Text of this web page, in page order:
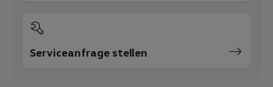
Serviceanfrage stellen